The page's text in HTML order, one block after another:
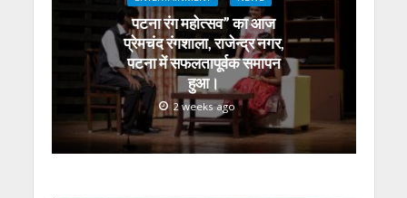
p
o
k
m g
er
n
पटना रंग महोत्सव” का आज
प्रेमचंद रंगशाला, राजेन्द्र नगर,
पटना में सफलतापूर्वक समापन
हुआ।
2 weeks ago